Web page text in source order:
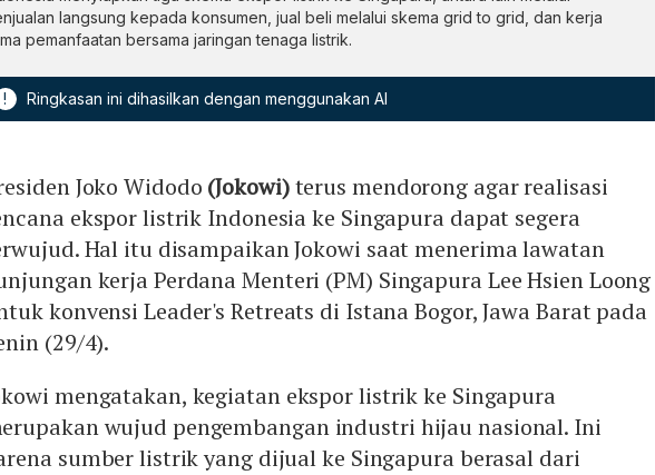
langsung kepada konsumen, jual beli melalui skema grid to grid, dan kerja
pemanfaatan bersama jaringan tenaga listrik.
! Ringkasan ini dihasilkan dengan menggunakan AI
Joko Widodo (Jokowi)terus mendorong agar realisasi
ekspor listrik Indonesia ke Singapura dapat segera
Hal itu disampaikan Jokowi saat menerima lawatan
kerja Perdana Menteri (PM) Singapura Lee Hsien Loong
konvensi Leader's Retreats di Istana Bogor, Jawa Barat pada
(29/4).
mengatakan, kegiatan ekspor listrik ke Singapura
wujud pengembangan industri hijau nasional. Ini
sumber listrik yang dijual ke Singapura berasal dari